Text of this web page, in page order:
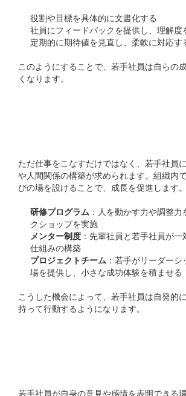
役割や目標を具体的に文書化する
社員にフィードバックを提供し、理解度
定期的に期待値を見直し、柔軟に対応す
このようにすることで、若手社員は自らの
くなります。
ただ仕事をこなすだけではなく、若手社員
や人間関係の構築が求められます。組織内
びの場を設けることで、成長を促進します。
研修プログラム ：人を動かす力や調整
クショップを実施
メンター制度 ：先輩社員と若手社員が
仕組みの構築
プロジェクトチーム ：若手がリーダー
場を提供し、小さな成功体験を積ませる
こうした機会によって、若手社員は自発的
持って行動するようになります。
若手社員が自身の意見や感情を表明できる